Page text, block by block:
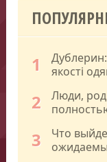
1
якості
2
Люди,
3
Что